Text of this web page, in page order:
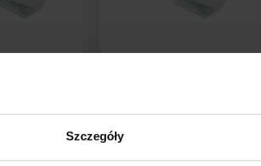
Szczegóły111,40 zł